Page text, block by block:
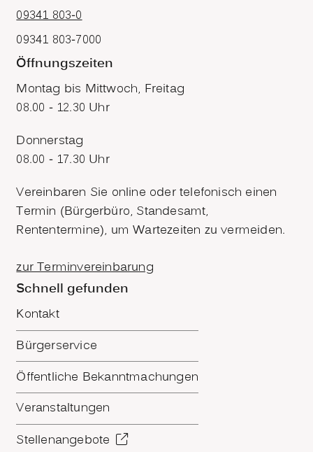
09341 803-0
09341 803-7000
Öffnungszeiten
Montag bis Mittwoch, Freitag
08.00 - 12.30 Uhr
Donnerstag
08.00 - 17.30 Uhr
Vereinbaren Sie online oder telefonisch einen
Termin (Bürgerbüro, Standesamt,
Rententermine), um Wartezeiten zu vermeiden.
zur Terminvereinbarung
Schnell gefunden
Kontakt
Bürgerservice
Öffentliche Bekanntmachungen
Veranstaltungen
Stellenangebote